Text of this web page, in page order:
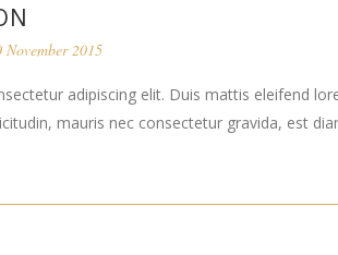
November 2015
adipiscing elit. Duis mattis eleifend
mauris nec consectetur gravida, est